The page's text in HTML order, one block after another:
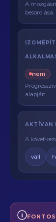
A
besorolása.
nem
alapján.
AKTÍVAN
A
váll